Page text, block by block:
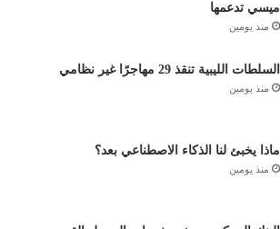
ميسي تدعمها
منذ يومين
السلطات الليبية تنقذ 29 مهاجرًا غير نظامي
منذ يومين
ماذا يخبئ لنا الذكاء الاصطناعي بعد؟
منذ يومين